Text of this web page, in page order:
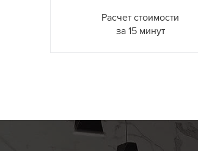
Расчет стоимости
за 15 минут